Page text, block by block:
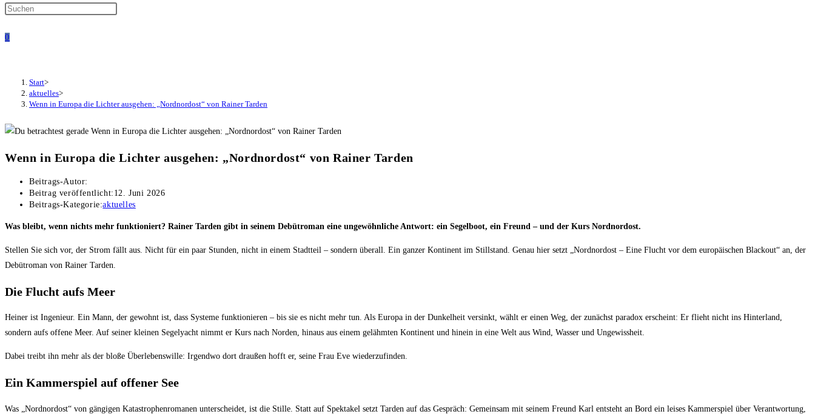
0
Start>
aktuelles>
Wenn in Europa die Lichter ausgehen: „Nordnordost“ von Rainer Tarden
Wenn in Europa die Lichter ausgehen: „Nordnordost“ von Rainer Tarden
Beitrags-Autor:
Beitrag veröffentlicht: 12. Juni 2026
Beitrags-Kategorie:aktuelles
Was bleibt, wenn nichts mehr funktioniert? Rainer Tarden gibt in seinem Debütroman eine ungewöhnliche Antwort: ein Segelboot, ein Freund – und der Kurs Nordnordost.
Stellen Sie sich vor, der Strom fällt aus. Nicht für ein paar Stunden, nicht in einem Stadtteil – sondern überall. Ein ganzer Kontinent im Stillstand. Genau hier setzt „Nordnordost – Eine Flucht vor dem europäischen Blackout“ an, der
Debütroman von Rainer Tarden.
Die Flucht aufs Meer
Heiner ist Ingenieur. Ein Mann, der gewohnt ist, dass Systeme funktionieren – bis sie es nicht mehr tun. Als Europa in der Dunkelheit versinkt, wählt er einen Weg, der zunächst paradox erscheint: Er flieht nicht ins Hinterland,
sondern aufs offene Meer. Auf seiner kleinen Segelyacht nimmt er Kurs nach Norden, hinaus aus einem gelähmten Kontinent und hinein in eine Welt aus Wind, Wasser und Ungewissheit.
Dabei treibt ihn mehr als der bloße Überlebenswille: Irgendwo dort draußen hofft er, seine Frau Eve wiederzufinden.
Ein Kammerspiel auf offener See
Was „Nordnordost“ von gängigen Katastrophenromanen unterscheidet, ist die Stille. Statt auf Spektakel setzt Tarden auf das Gespräch: Gemeinsam mit seinem Freund Karl entsteht an Bord ein leises Kammerspiel über Verantwortung,